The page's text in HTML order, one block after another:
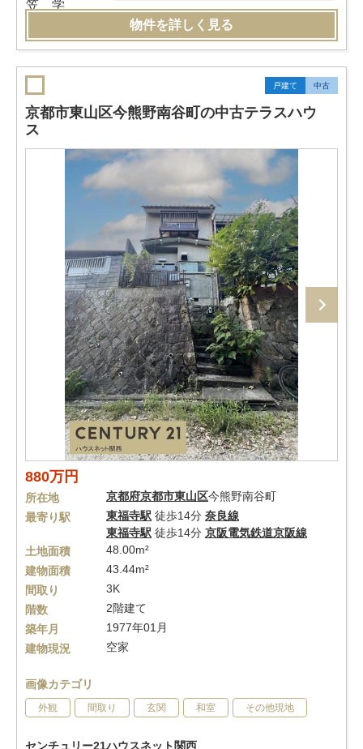
物件を詳しく見る
戸建て 中古
京都市東山区今熊野南谷町の中古テラスハウ
ス
880万円
所在地 京都府京都市東山区今熊野南谷町
最寄り駅
東福寺駅 徒歩14分 奈良線
東福寺駅 徒歩14分 京阪電気鉄道京阪線
土地面積
48.00m²
建物面積
43.44m²
間取り
3K
階数
2階建て
築年月
1977年01月
建物現況
空家
画像カテゴリ
外観 間取り 玄関 和室 その他現地
センチュリー21ハウスネット関西